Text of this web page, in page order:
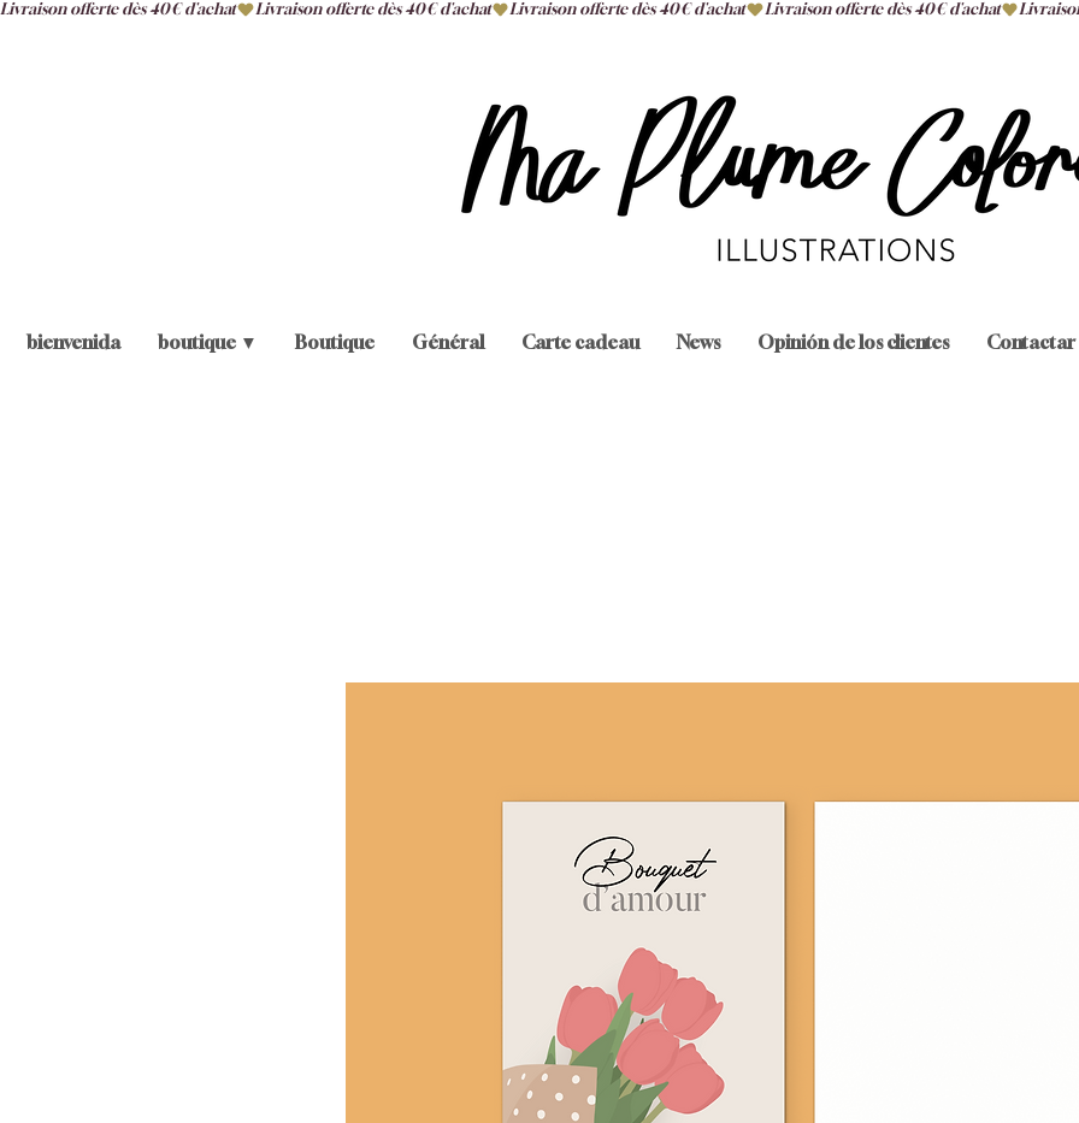
Livraison offerte dès 40€ d'achat
bienvenida boutique ▼ Boutique Général Carte cadeau News Opinión de los clientes Contactar